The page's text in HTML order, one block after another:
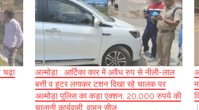
चढ़ा
अल्मोड़ा : आर्टिका कार में अवैध रुप से नीली-लाल
बत्ती व हूटर लगाकर टशन दिखा रहे चालक पर
अल्मोड़ा पुलिस का कड़ा एक्शन, 20,000 रुपये की
चालानी कार्यवाही, वाहन सीज